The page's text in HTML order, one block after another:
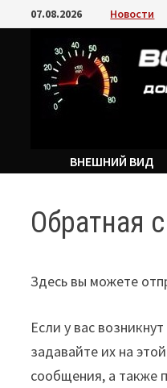
Перейти
к
содержимому
07.08.2026 Новости
ВНЕШНИЙ ВИД
Обратная
Здесь вы можете
Если у вас
задавайте их на
сообщения, а также